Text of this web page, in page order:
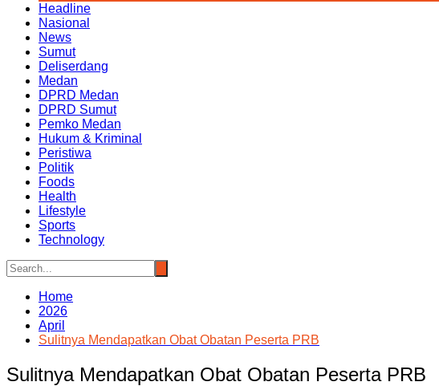
Headline
Nasional
News
Sumut
Deliserdang
Medan
DPRD Medan
DPRD Sumut
Pemko Medan
Hukum & Kriminal
Peristiwa
Politik
Foods
Health
Lifestyle
Sports
Technology
Home
2026
April
Sulitnya Mendapatkan Obat Obatan Peserta PRB
Sulitnya Mendapatkan Obat Obatan Peserta PRB